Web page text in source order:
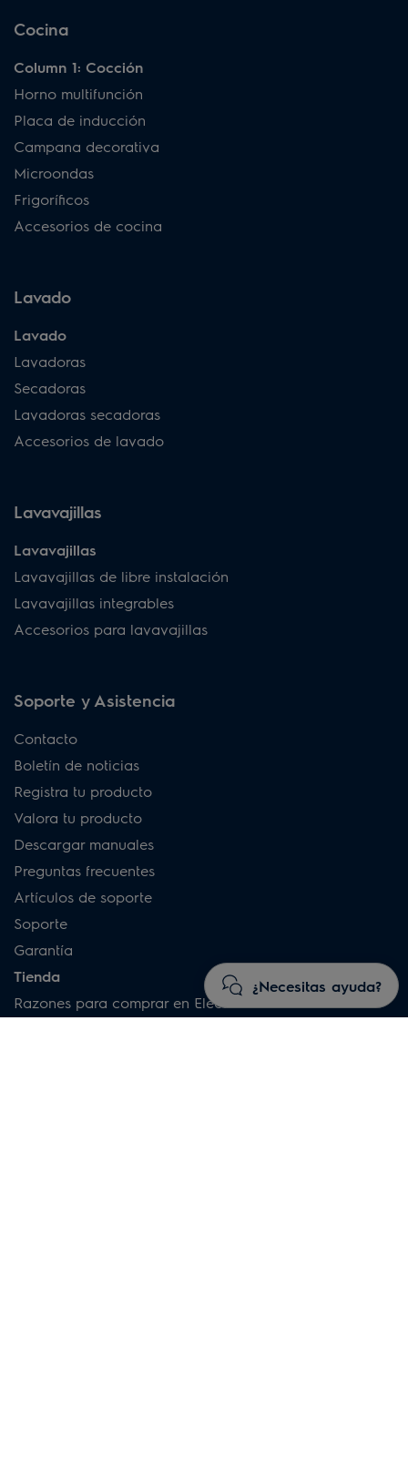
¿Necesitas ayuda?
Cocina
Column 1: Cocción
Horno multifunción
Placa de inducción
Campana decorativa
Microondas
Frigoríficos
Accesorios de cocina
Lavado
Lavado
Lavadoras
Secadoras
Lavadoras secadoras
Accesorios de lavado
Lavavajillas
Lavavajillas
Lavavajillas de libre instalación
Lavavajillas integrables
Accesorios para lavavajillas
Soporte y Asistencia
Contacto
Boletín de noticias
Registra tu producto
Valora tu producto
Descargar manuales
Preguntas frecuentes
Artículos de soporte
Soporte
Garantía
Tienda
Razones para comprar en Electrolux